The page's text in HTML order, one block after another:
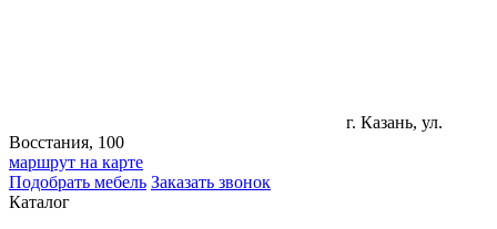
г. Казань, ул.
Восстания, 100
маршрут на карте
Подобрать мебель Заказать звонок
Каталог